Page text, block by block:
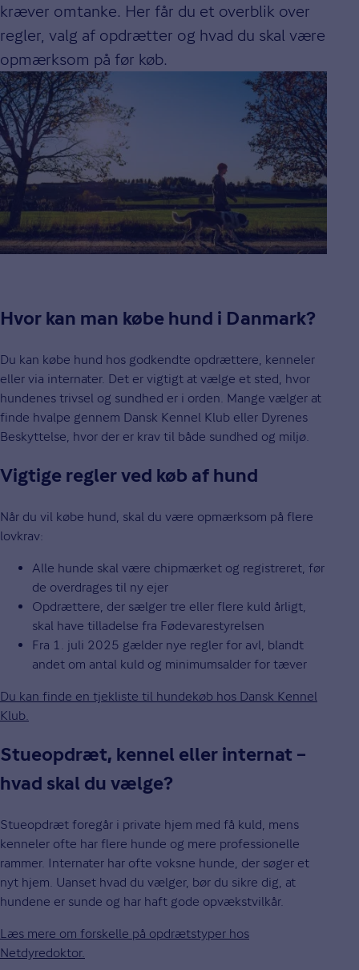
kræver omtanke. Her får du et overblik over
regler, valg af opdrætter og hvad du skal være
opmærksom på før køb.
Hvor kan man købe hund i Danmark?
Du kan købe hund hos godkendte opdrættere, kenneler
eller via internater. Det er vigtigt at vælge et sted, hvor
hundenes trivsel og sundhed er i orden. Mange vælger at
finde hvalpe gennem Dansk Kennel Klub eller Dyrenes
Beskyttelse, hvor der er krav til både sundhed og miljø.
Vigtige regler ved køb af hund
Når du vil købe hund, skal du være opmærksom på flere
lovkrav:
Alle hunde skal være chipmærket og registreret, før
de overdrages til ny ejer
Opdrættere, der sælger tre eller flere kuld årligt,
skal have tilladelse fra Fødevarestyrelsen
Fra 1. juli 2025 gælder nye regler for avl, blandt
andet om antal kuld og minimumsalder for tæver
Du kan finde en tjekliste til hundekøb hos Dansk Kennel
Klub.
Stueopdræt, kennel eller internat –
hvad skal du vælge?
Stueopdræt foregår i private hjem med få kuld, mens
kenneler ofte har flere hunde og mere professionelle
rammer. Internater har ofte voksne hunde, der søger et
nyt hjem. Uanset hvad du vælger, bør du sikre dig, at
hundene er sunde og har haft gode opvækstvilkår.
Læs mere om forskelle på opdrætstyper hos
Netdyredoktor.